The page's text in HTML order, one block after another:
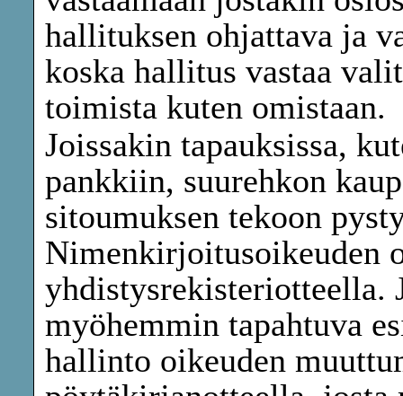
hallituksen ohjattava ja
koska hallitus vastaa
toimista kuten omistaan.
Joissakin tapauksissa,
pankkiin, suurehkon
sitoumuksen tekoon
Nimenkirjoitusoikeuden
yhdistysrekisteriotteella.
myöhemmin tapahtuva
hallinto oikeuden